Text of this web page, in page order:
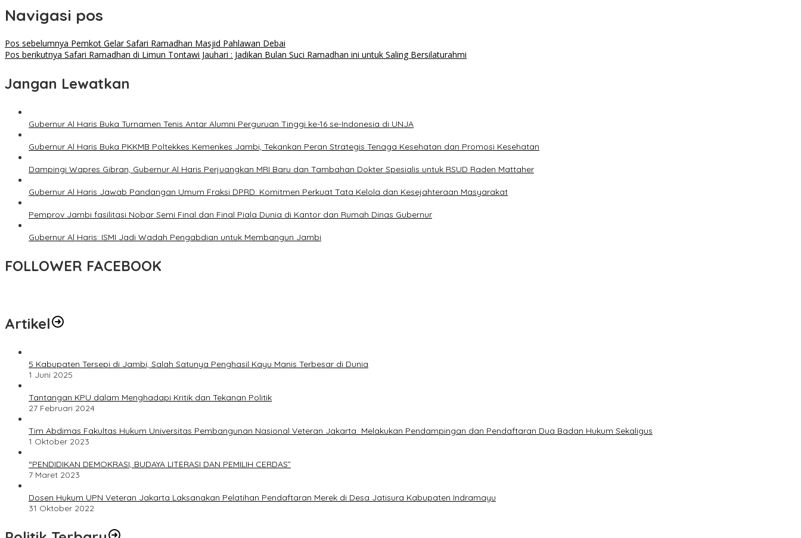
Navigasi pos
Pos sebelumnya Pemkot Gelar Safari Ramadhan Masjid Pahlawan Debai
Pos berikutnya Safari Ramadhan di Limun Tontawi Jauhari : Jadikan Bulan Suci Ramadhan ini untuk Saling Bersilaturahmi
Jangan Lewatkan
Gubernur Al Haris Buka Turnamen Tenis Antar Alumni Perguruan Tinggi ke-16 se-Indonesia di UNJA
Gubernur Al Haris Buka PKKMB Poltekkes Kemenkes Jambi, Tekankan Peran Strategis Tenaga Kesehatan dan Promosi Kesehatan
Dampingi Wapres Gibran, Gubernur Al Haris Perjuangkan MRI Baru dan Tambahan Dokter Spesialis untuk RSUD Raden Mattaher
Gubernur Al Haris Jawab Pandangan Umum Fraksi DPRD: Komitmen Perkuat Tata Kelola dan Kesejahteraan Masyarakat
Pemprov Jambi fasilitasi Nobar Semi Final dan Final Piala Dunia di Kantor dan Rumah Dinas Gubernur
Gubernur Al Haris: ISMI Jadi Wadah Pengabdian untuk Membangun Jambi
FOLLOWER FACEBOOK
Artikel
5 Kabupaten Tersepi di Jambi, Salah Satunya Penghasil Kayu Manis Terbesar di Dunia
1 Juni 2025
Tantangan KPU dalam Menghadapi Kritik dan Tekanan Politik
27 Februari 2024
Tim Abdimas Fakultas Hukum Universitas Pembangunan Nasional Veteran Jakarta Melakukan Pendampingan dan Pendaftaran Dua Badan Hukum Sekaligus
1 Oktober 2023
“PENDIDIKAN DEMOKRASI, BUDAYA LITERASI DAN PEMILIH CERDAS”
7 Maret 2023
Dosen Hukum UPN Veteran Jakarta Laksanakan Pelatihan Pendaftaran Merek di Desa Jatisura Kabupaten Indramayu
31 Oktober 2022